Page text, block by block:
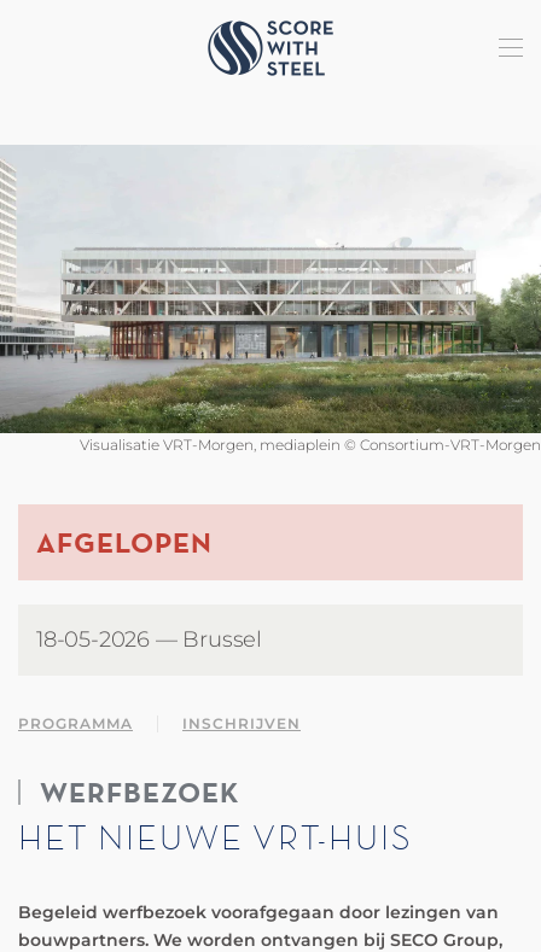
Terug naar hoofdinhoud
Visualisatie VRT-Morgen, mediaplein © Consortium-VRT-Morgen
AFGELOPEN
18-05-2026 — Brussel
PROGRAMMA INSCHRIJVEN
WERFBEZOEK
HET NIEUWE VRT-HUIS
Begeleid werfbezoek voorafgegaan door lezingen van
bouwpartners. We worden ontvangen bij SECO Group,